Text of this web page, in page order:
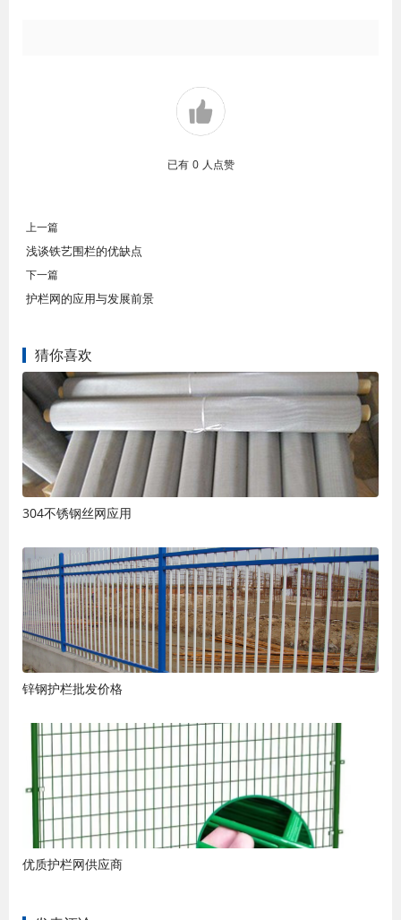
已有 0 人点赞
上一篇
浅谈铁艺围栏的优缺点
下一篇
护栏网的应用与发展前景
猜你喜欢
304不锈钢丝网应用
锌钢护栏批发价格
优质护栏网供应商